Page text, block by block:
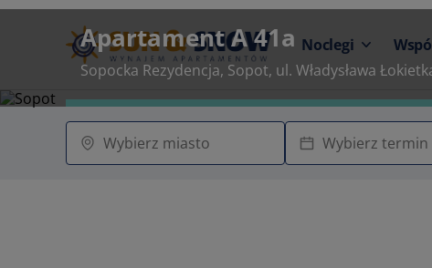
Noclegi
Apartament A 41a
Sopocka Rezydencja, Sopot, ul. Władysława